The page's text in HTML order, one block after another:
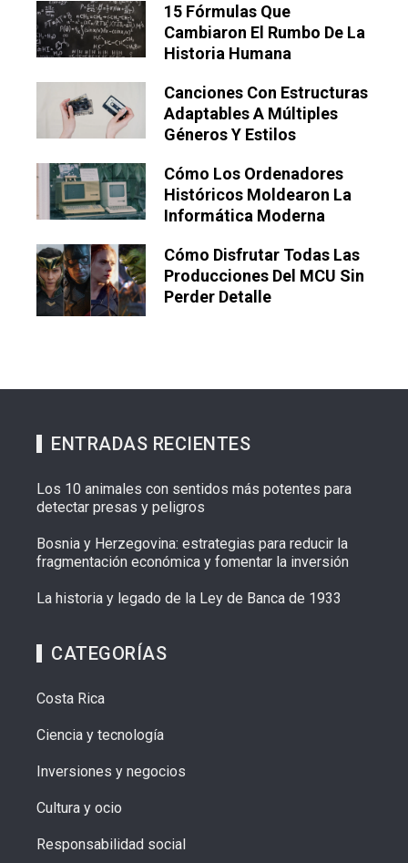
15 Fórmulas Que
Cambiaron El Rumbo De La
Historia Humana
Canciones Con Estructuras
Adaptables A Múltiples
Géneros Y Estilos
Cómo Los Ordenadores
Históricos Moldearon La
Informática Moderna
Cómo Disfrutar Todas Las
Producciones Del MCU Sin
Perder Detalle
ENTRADAS RECIENTES
Los 10 animales con sentidos más potentes para
detectar presas y peligros
Bosnia y Herzegovina: estrategias para reducir la
fragmentación económica y fomentar la inversión
La historia y legado de la Ley de Banca de 1933
CATEGORÍAS
Costa Rica
Ciencia y tecnología
Inversiones y negocios
Cultura y ocio
Responsabilidad social